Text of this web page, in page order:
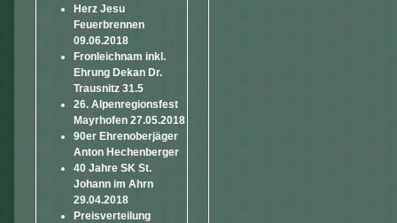
Herz Jesu
Feuerbrennen
09.06.2018
Fronleichnam inkl.
Ehrung Dekan Dr.
Trausnitz 31.5
26. Alpenregionsfest
Mayrhofen 27.05.2018
90er Ehrenoberjäger
Anton Hechenberger
40 Jahre SK St.
Johann im Ahrn
29.04.2018
Preisverteilung